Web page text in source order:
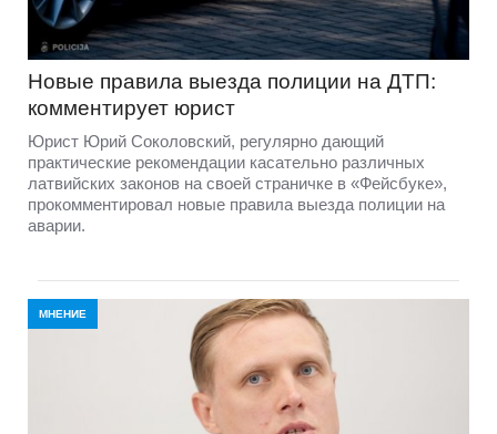
Новые правила выезда полиции на ДТП:
комментирует юрист
Юрист Юрий Соколовский, регулярно дающий
практические рекомендации касательно различных
латвийских законов на своей страничке в «Фейсбуке»,
прокомментировал новые правила выезда полиции на
аварии.
МНЕНИЕ